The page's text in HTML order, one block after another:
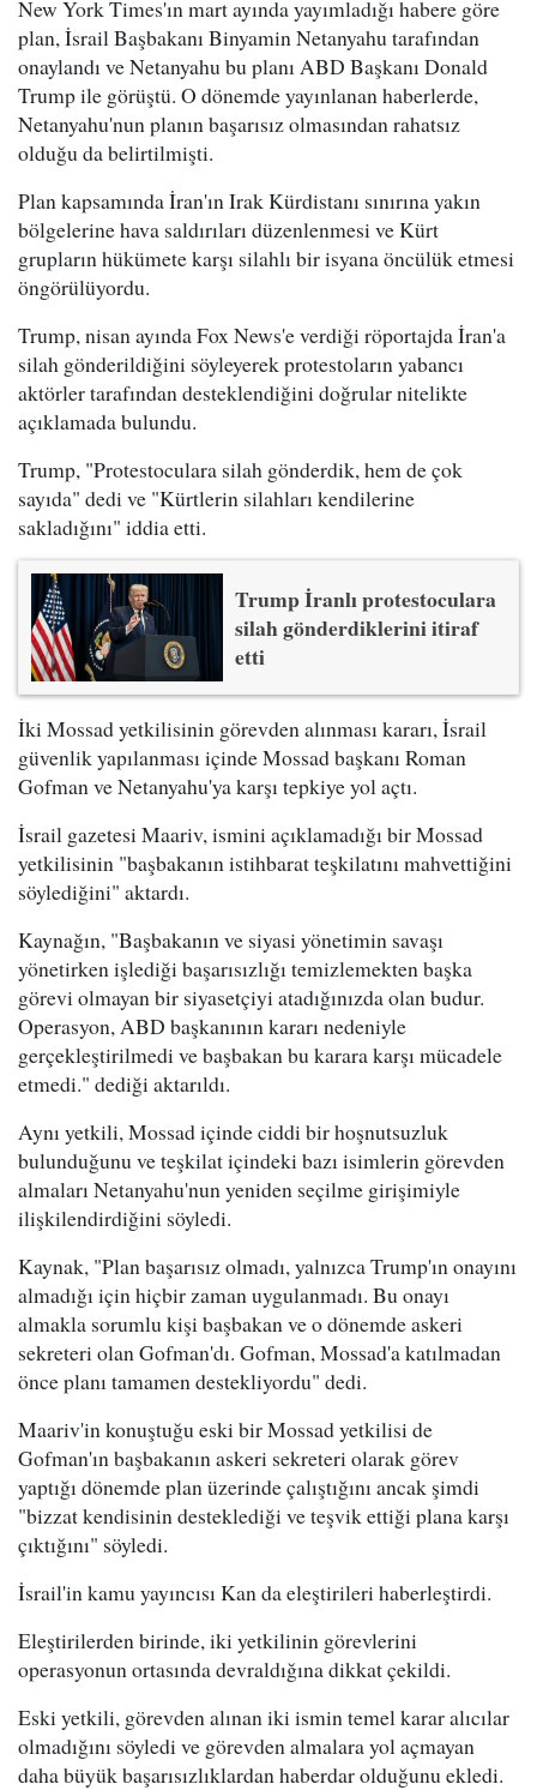
New York Times'ın mart ayında yayımladığı habere göre
plan, İsrail Başbakanı Binyamin Netanyahu tarafından
onaylandı ve Netanyahu bu planı ABD Başkanı Donald
Trump ile görüştü. O dönemde yayınlanan haberlerde,
Netanyahu'nun planın başarısız olmasından rahatsız
olduğu da belirtilmişti.
Plan kapsamında İran'ın Irak Kürdistanı sınırına yakın
bölgelerine hava saldırıları düzenlenmesi ve Kürt
grupların hükümete karşı silahlı bir isyana öncülük etmesi
öngörülüyordu.
Trump, nisan ayında Fox News'e verdiği röportajda İran'a
silah gönderildiğini söyleyerek protestoların yabancı
aktörler tarafından desteklendiğini doğrular nitelikte
açıklamada bulundu.
Trump, "Protestoculara silah gönderdik, hem de çok
sayıda" dedi ve "Kürtlerin silahları kendilerine
sakladığını" iddia etti.
Trump İranlı protestoculara
silah gönderdiklerini itiraf
etti
İki Mossad yetkilisinin görevden alınması kararı, İsrail
güvenlik yapılanması içinde Mossad başkanı Roman
Gofman ve Netanyahu'ya karşı tepkiye yol açtı.
İsrail gazetesi Maariv, ismini açıklamadığı bir Mossad
yetkilisinin "başbakanın istihbarat teşkilatını mahvettiğini
söylediğini" aktardı.
Kaynağın, "Başbakanın ve siyasi yönetimin savaşı
yönetirken işlediği başarısızlığı temizlemekten başka
görevi olmayan bir siyasetçiyi atadığınızda olan budur.
Operasyon, ABD başkanının kararı nedeniyle
gerçekleştirilmedi ve başbakan bu karara karşı mücadele
etmedi." dediği aktarıldı.
Aynı yetkili, Mossad içinde ciddi bir hoşnutsuzluk
bulunduğunu ve teşkilat içindeki bazı isimlerin görevden
almaları Netanyahu'nun yeniden seçilme girişimiyle
ilişkilendirdiğini söyledi.
Kaynak, "Plan başarısız olmadı, yalnızca Trump'ın onayını
almadığı için hiçbir zaman uygulanmadı. Bu onayı
almakla sorumlu kişi başbakan ve o dönemde askeri
sekreteri olan Gofman'dı. Gofman, Mossad'a katılmadan
önce planı tamamen destekliyordu" dedi.
Maariv'in konuştuğu eski bir Mossad yetkilisi de
Gofman'ın başbakanın askeri sekreteri olarak görev
yaptığı dönemde plan üzerinde çalıştığını ancak şimdi
"bizzat kendisinin desteklediği ve teşvik ettiği plana karşı
çıktığını" söyledi.
İsrail'in kamu yayıncısı Kan da eleştirileri haberleştirdi.
Eleştirilerden birinde, iki yetkilinin görevlerini
operasyonun ortasında devraldığına dikkat çekildi.
Eski yetkili, görevden alınan iki ismin temel karar alıcılar
olmadığını söyledi ve görevden almalara yol açmayan
daha büyük başarısızlıklardan haberdar olduğunu ekledi.